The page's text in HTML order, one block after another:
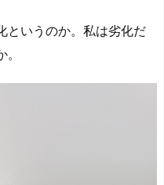
というのか。私は劣化だ